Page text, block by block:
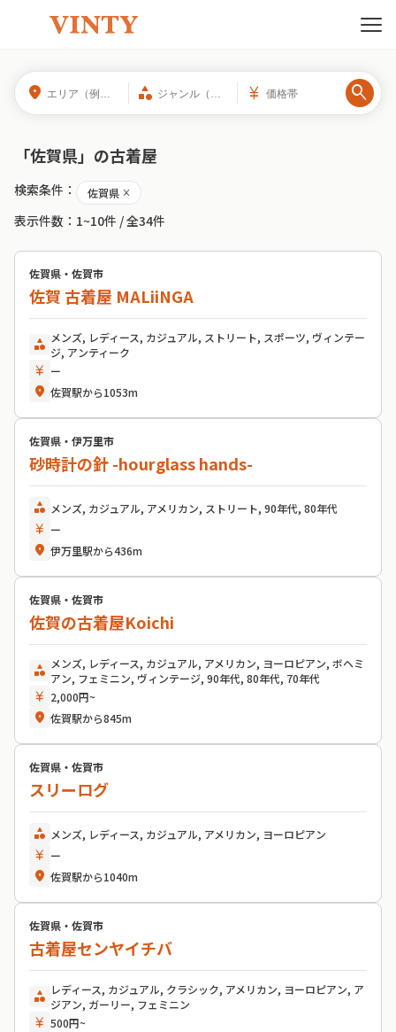
location_on category currency_yen search
「佐賀県」の古着屋
検索条件： 佐賀県 close
表示件数： 1~10件 / 全34件
佐賀県・佐賀市
佐賀 古着屋 MALiiNGA
category メンズ, レディース, カジュアル, ストリート, スポーツ, ヴィンテー
ジ, アンティーク
currency_yen ー
location_on 佐賀駅から1053m
佐賀県・伊万里市
砂時計の針 -hourglass hands-
category メンズ, カジュアル, アメリカン, ストリート, 90年代, 80年代
currency_yen ー
location_on 伊万里駅から436m
佐賀県・佐賀市
佐賀の古着屋Koichi
category メンズ, レディース, カジュアル, アメリカン, ヨーロピアン, ボヘミ
アン, フェミニン, ヴィンテージ, 90年代, 80年代, 70年代
currency_yen 2,000円~
location_on 佐賀駅から845m
佐賀県・佐賀市
スリーログ
category メンズ, レディース, カジュアル, アメリカン, ヨーロピアン
currency_yen ー
location_on 佐賀駅から1040m
佐賀県・佐賀市
古着屋センヤイチバ
category レディース, カジュアル, クラシック, アメリカン, ヨーロピアン, ア
ジアン, ガーリー, フェミニン
currency_yen 500円~